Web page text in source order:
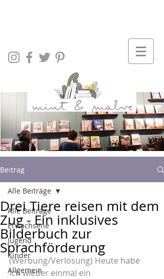
Beitrag
Alle Beiträge
Erwachsene
Jugend
Kinder
Allgemein
Alle Beiträge
Drei Tiere reisen mit dem
Zug - Ein inklusives
Bilderbuch zur
Sprachförderung
(Werbung/Verlosung) Heute habe
ich wieder einmal ein